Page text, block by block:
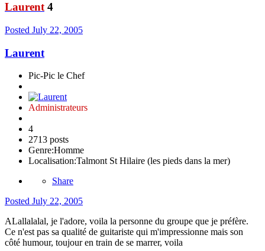
Laurent 4
Posted July 22, 2005
Laurent
Pic-Pic le Chef
Administrateurs
4
2713 posts
Genre:Homme
Localisation:Talmont St Hilaire (les pieds dans la mer)
Share
Posted July 22, 2005
ALallalalal, je l'adore, voila la personne du groupe que je préfère.
Ce n'est pas sa qualité de guitariste qui m'impressionne mais son
côté humour, toujour en train de se marrer, voila